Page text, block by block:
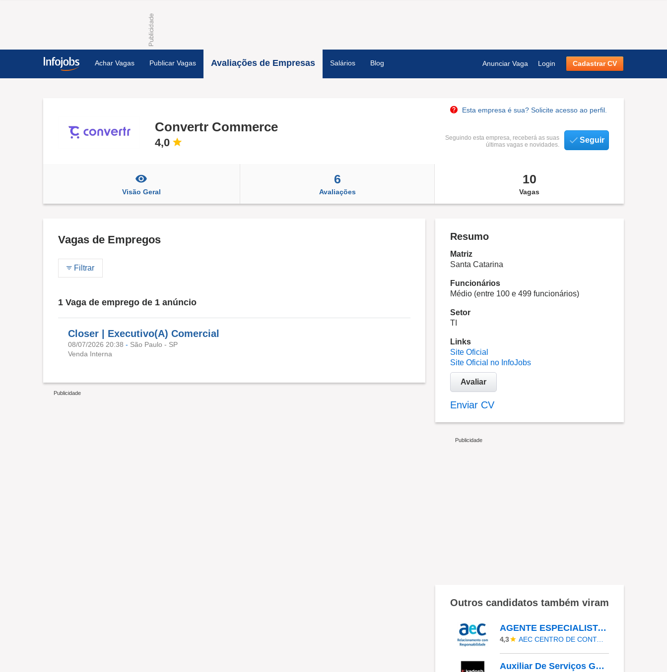
Achar Vagas Publicar Vagas Avaliações de Empresas Salários Blog Anunciar Vaga Login Cadastrar CV
Esta empresa é sua? Solicite acesso ao perfil.
Convertr Commerce
4,0
Seguindo esta empresa, receberá as suas
últimas vagas e novidades.
Seguir
Visão Geral
6
Avaliações
10
Vagas
Vagas de Empregos
Filtrar
1 Vaga de emprego de 1 anúncio
Closer | Executivo(A) Comercial
08/07/2026 20:38 - São Paulo - SP
Venda Interna
Resumo
Matriz
Santa Catarina
Funcionários
Médio (entre 100 e 499 funcionários)
Setor
TI
Links
Site Oficial
Site Oficial no InfoJobs
Avaliar
Enviar CV
Outros candidatos também viram
AGENTE ESPECIALISTA III
4,3 AEC CENTRO DE CONTATOS
Auxiliar De Serviços Gerais